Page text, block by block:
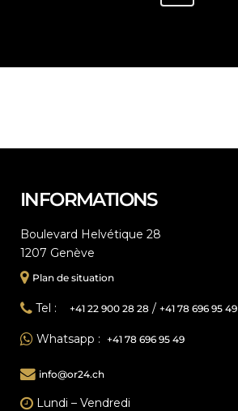
INFORMATIONS
Boulevard Helvétique 28
1207 Genève
Plan de situation
Tel : +41 22 900 28 28 / +41 78 696 95 49
Whatsapp : +41 78 696 95 49
info@or24.ch
Lundi – Vendredi